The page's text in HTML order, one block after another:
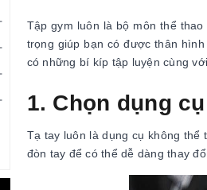
Tập gym luôn là bộ môn thể
trọng giúp bạn có được thân
có những bí kíp tập luyện cùng
1. Chọn dụng
Tạ tay luôn là dụng cụ không
đòn tay để có thể dễ dàng thay